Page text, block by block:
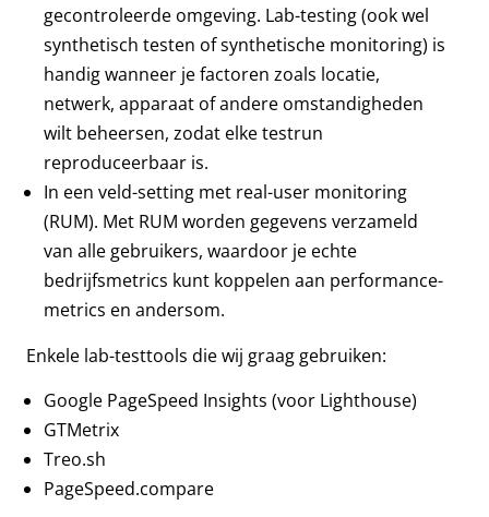
gecontroleerde omgeving. Lab-testing (ook wel
synthetisch testen of synthetische monitoring) is
handig wanneer je factoren zoals locatie,
netwerk, apparaat of andere omstandigheden
wilt beheersen, zodat elke testrun
reproduceerbaar is.
In een veld-setting met real-user monitoring
(RUM). Met RUM worden gegevens verzameld
van alle gebruikers, waardoor je echte
bedrijfsmetrics kunt koppelen aan performance-
metrics en andersom.
Enkele lab-testtools die wij graag gebruiken:
Google PageSpeed Insights (voor Lighthouse)
GTMetrix
Treo.sh
PageSpeed.compare